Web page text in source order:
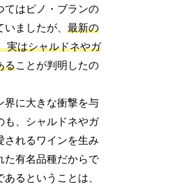
てはピノ・ブランの
いましたが、最新の
実はシャルドネやガ
ることが判明したの
界に大きな衝撃を与
も、シャルドネやガ
されるワインを生み
た有名品種だからで
るということは、